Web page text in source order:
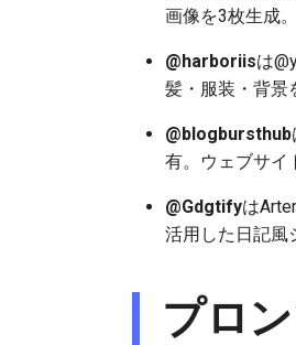
画像を3枚生成
@harboriisは
髪・服装・背景
@blogbursthub
有。ウェブサイ
@Gdgtifyは
活用した日記風
プロ